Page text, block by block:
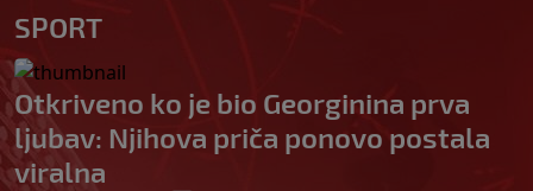
SPORT
Otkriveno ko je bio Georginina prva
ljubav: Njihova priča ponovo postala
viralna